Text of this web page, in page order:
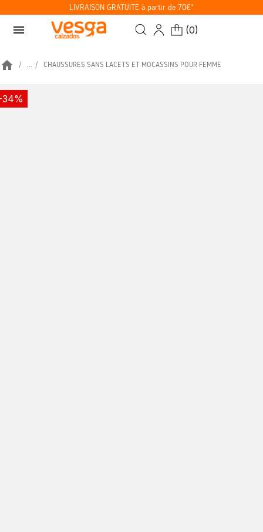
LIVRAISON GRATUITE à partir de 70€*
menu (0)
home ... CHAUSSURES SANS LACETS ET MOCASSINS POUR FEMME